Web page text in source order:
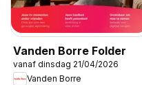
Vanden Borre Folder
vanaf dinsdag 21/04/2026
Vanden Borre